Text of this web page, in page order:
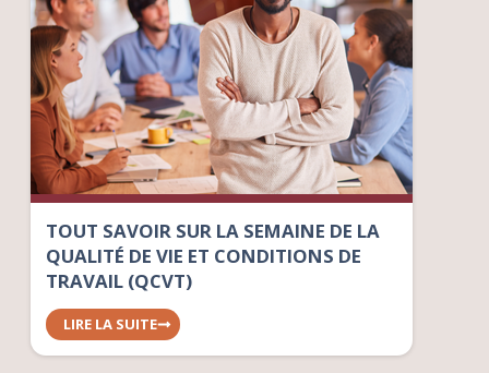
TOUT SAVOIR SUR LA SEMAINE DE LA
QUALITÉ DE VIE ET CONDITIONS DE
TRAVAIL (QCVT)
LIRE LA SUITE